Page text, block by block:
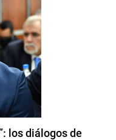
los diálogos de